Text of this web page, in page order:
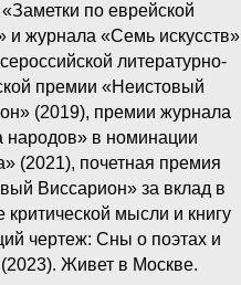
по еврейской
и журнала «Семь искусств»
литературно-
премии «Неистовый
(2019), премии журнала
народов» в номинации
(2021), почетная премия
Виссарион» за вклад в
критической мысли и книгу
чертеж: Сны о поэтах и
(2023). Живет в Москве.